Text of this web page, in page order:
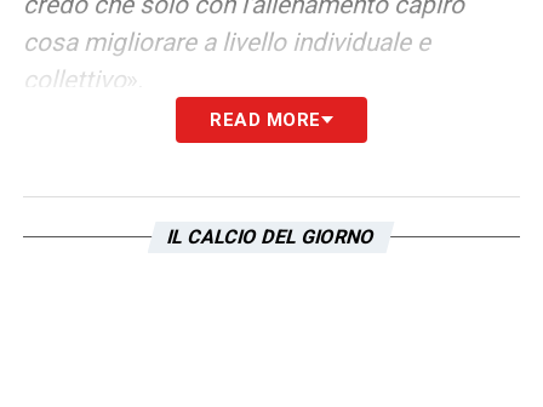
cosa migliorare a livello individuale e
collettivo».
Il calcio americano mi ha insegnato
vincere veramente e se vuoi migliorare te
READ MORE
IL CALCIO DEL GIORNO